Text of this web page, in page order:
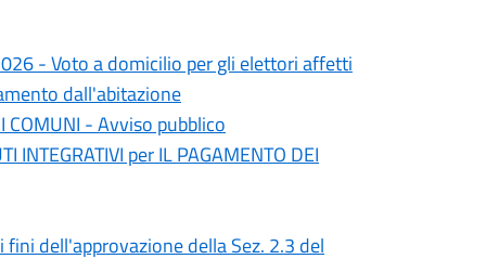
- Voto a domicilio per gli elettori affetti
dall'abitazione
COMUNI - Avviso pubblico
INTEGRATIVI per IL PAGAMENTO DEI
dell'approvazione della Sez. 2.3 del